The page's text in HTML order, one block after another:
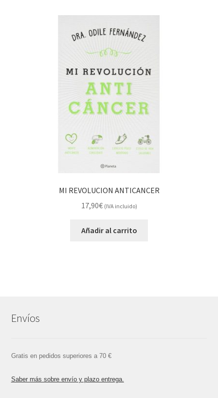
MI REVOLUCION ANTICANCER
17,90€ (IVA incluido)
Añadir al carrito
Envíos
Gratis en pedidos superiores a 70 €
Saber más sobre envío y plazo entrega.